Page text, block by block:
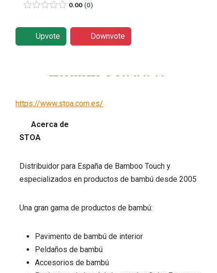
0.00 0
Upvote Downvote
https://www.stoa.com.es/
Acerca de
STOA
Distribuidor para España de Bamboo Touch y
especializados en productos de bambú desde 2005
Una gran gama de productos de bambú:
Pavimento de bambú de interior
Peldaños de bambú
Accesorios de bambú